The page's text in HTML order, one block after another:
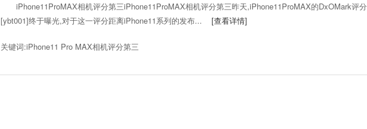
iPhone11ProMAX相机评分第三iPhone11ProMAX相机评分第三昨天,iPhone11ProMAX的DxOMark评分
[ybt001]终于曝光,对于这一评分距离iPhone11系列的发布... [查看详情]
关键词:iPhone11 Pro MAX相机评分第三